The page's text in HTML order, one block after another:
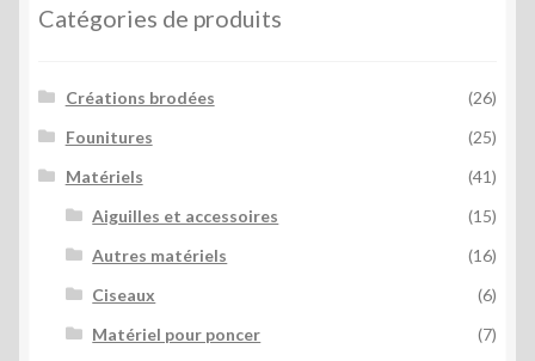
Catégories de produits
Créations brodées
(26)
Founitures
(25)
Matériels
(41)
Aiguilles et accessoires
(15)
Autres matériels
(16)
Ciseaux
(6)
Matériel pour poncer
(7)